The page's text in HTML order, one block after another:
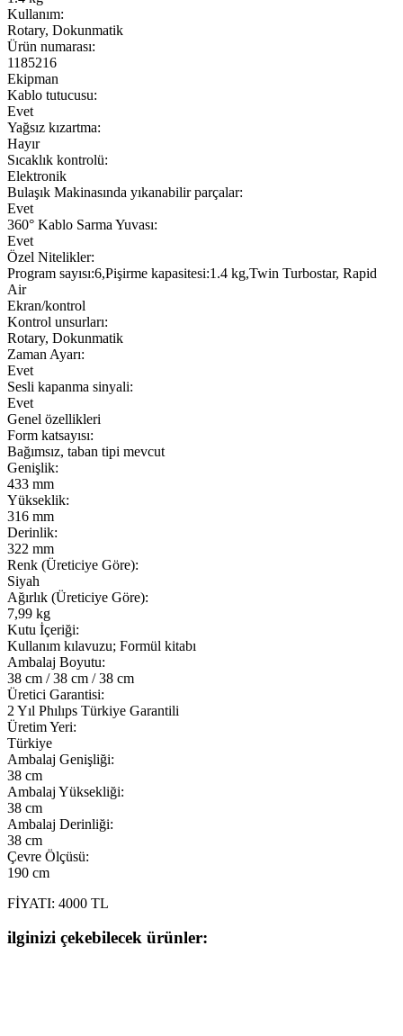
Kullanım:
Rotary, Dokunmatik
Ürün numarası:
1185216
Ekipman
Kablo tutucusu:
Evet
Yağsız kızartma:
Hayır
Sıcaklık kontrolü:
Elektronik
Bulaşık Makinasında yıkanabilir parçalar:
Evet
360° Kablo Sarma Yuvası:
Evet
Özel Nitelikler:
Program sayısı:6,Pişirme kapasitesi:1.4 kg,Twin Turbostar, Rapid
Air
Ekran/kontrol
Kontrol unsurları:
Rotary, Dokunmatik
Zaman Ayarı:
Evet
Sesli kapanma sinyali:
Evet
Genel özellikleri
Form katsayısı:
Bağımsız, taban tipi mevcut
Genişlik:
433 mm
Yükseklik:
316 mm
Derinlik:
322 mm
Renk (Üreticiye Göre):
Siyah
Ağırlık (Üreticiye Göre):
7,99 kg
Kutu İçeriği:
Kullanım kılavuzu; Formül kitabı
Ambalaj Boyutu:
38 cm / 38 cm / 38 cm
Üretici Garantisi:
2 Yıl Phılıps Türkiye Garantili
Üretim Yeri:
Türkiye
Ambalaj Genişliği:
38 cm
Ambalaj Yüksekliği:
38 cm
Ambalaj Derinliği:
38 cm
Çevre Ölçüsü:
190 cm
FİYATI: 4000 TL
ilginizi çekebilecek ürünler: